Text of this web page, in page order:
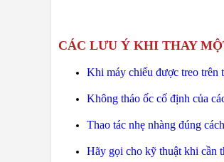
CÁC LƯU Ý KHI THAY
Khi máy chiếu được treo trên
Không tháo ốc cố định của
Thao tác nhẹ nhàng đúng
Hãy gọi cho kỹ thuật khi cần